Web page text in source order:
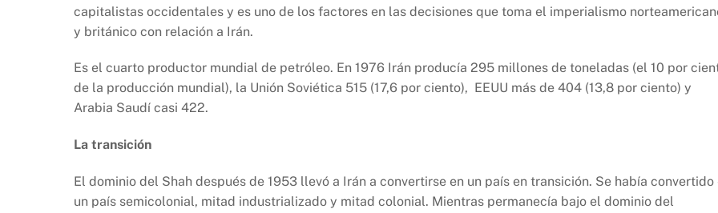
capitalistas occidentales y es uno de los factores en las decisiones que toma el imperialismo
y británico con relación a Irán.
Es el cuarto productor mundial de petróleo. En 1976 Irán producía 295 millones de toneladas (el 10 por
de la producción mundial), la Unión Soviética 515 (17,6 por ciento), EEUU más de 404 (13,8 por ciento) y
Arabia Saudí casi 422.
La transición
El dominio del Shah después de 1953 llevó a Irán a convertirse en un país en transición. Se había convertido
un país semicolonial, mitad industrializado y mitad colonial. Mientras permanecía bajo el dominio del